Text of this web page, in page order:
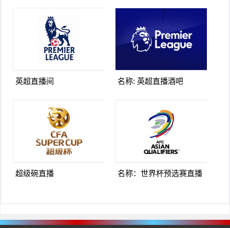
英超直播间 名称: 英超直播酒吧
超级碗直播 名称：世界杯预选赛直播